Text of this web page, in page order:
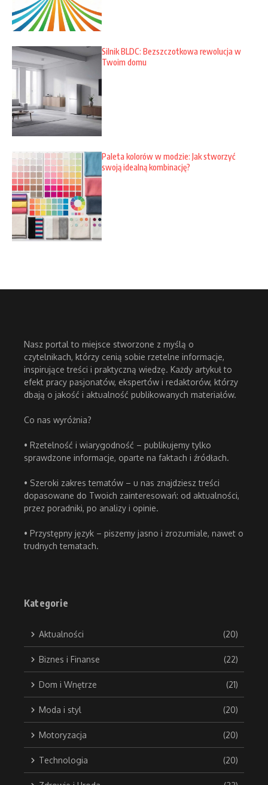
Silnik BLDC: Bezszczotkowa rewolucja w
Twoim domu
Paleta kolorów w modzie: Jak stworzyć
swoją idealną kombinację?
Nasz portal to miejsce stworzone z myślą o
czytelnikach, którzy cenią sobie rzetelne informacje,
inspirujące treści i praktyczną wiedzę. Każdy artykuł to
efekt pracy pasjonatów, ekspertów i redaktorów, którzy
dbają o jakość i aktualność publikowanych materiałów.
Co nas wyróżnia?
• Rzetelność i wiarygodność – publikujemy tylko
sprawdzone informacje, oparte na faktach i źródłach.
• Szeroki zakres tematów – u nas znajdziesz treści
dopasowane do Twoich zainteresowań: od aktualności,
przez poradniki, po analizy i opinie.
• Przystępny język – piszemy jasno i zrozumiale, nawet o
trudnych tematach.
Kategorie
Aktualności (20)
Biznes i Finanse (22)
Dom i Wnętrze (21)
Moda i styl (20)
Motoryzacja (20)
Technologia (20)